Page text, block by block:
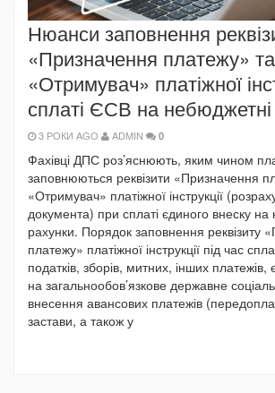
Нюанси заповнення
«Призначення платежу» та
«Отримувач» платіжної
сплаті ЄСВ на небюджетні
3 РОКИ AGO ADMIN 0
Фахівці ДПС роз’яснюють, яким чином
заповнюються реквізити «Призначення
«Отримувач» платіжної інструкції
документа) при сплаті єдиного внеску
рахунки. Порядок заповнення реквізиту
платежу» платіжної інструкції під час
податків, зборів, митних, інших платежів,
на загальнообов’язкове державне
внесення авансових платежів
застави, а також у